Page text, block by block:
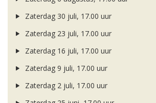
Zaterdag 30 juli, 17.00 uur
Zaterdag 23 juli, 17.00 uur
Zaterdag 16 juli, 17.00 uur
Zaterdag 9 juli, 17.00 uur
Zaterdag 2 juli, 17.00 uur